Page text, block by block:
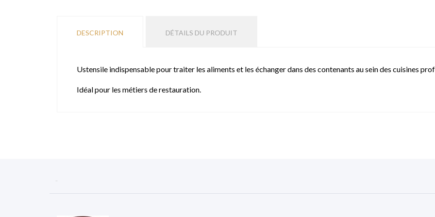
DESCRIPTION DÉTAILS DU PRODUIT
Ustensile indispensable pour traiter les aliments et les échanger dans des contenants au sein des cuisines
Idéal pour les métiers de restauration.
